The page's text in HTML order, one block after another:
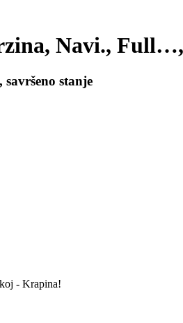
Navi., Full…,
stanje
- Krapina!